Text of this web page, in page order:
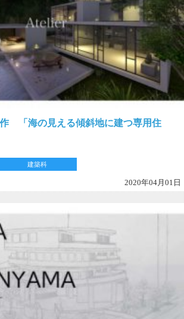
「海の見える傾斜地に建つ専用住
建築科
2020年04月01日